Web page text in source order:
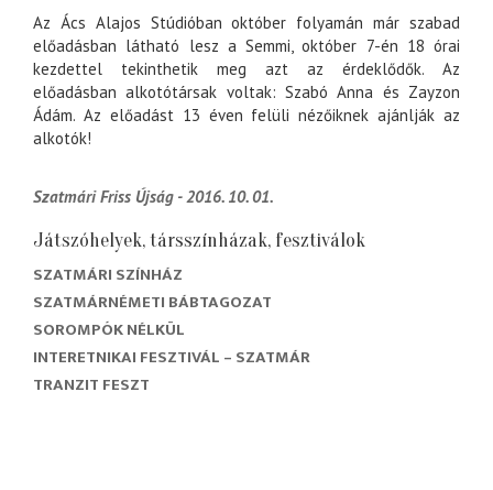
Az Ács Alajos Stúdióban október folyamán már szabad
előadásban látható lesz a Semmi, október 7-én 18 órai
kezdettel tekinthetik meg azt az érdeklődők. Az
előadásban alkotótársak voltak: Szabó Anna és Zayzon
Ádám. Az előadást 13 éven felüli nézőiknek ajánlják az
alkotók!
Szatmári Friss Újság - 2016. 10. 01.
Játszóhelyek, társszínházak, fesztiválok
SZATMÁRI SZÍNHÁZ
SZATMÁRNÉMETI BÁBTAGOZAT
SOROMPÓK NÉLKÜL
INTERETNIKAI FESZTIVÁL – SZATMÁR
TRANZIT FESZT